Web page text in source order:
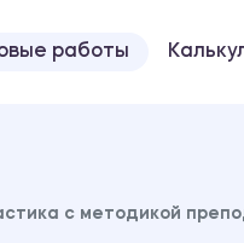
работы
с методикой